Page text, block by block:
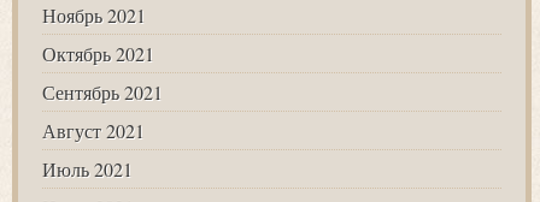
Ноябрь 2021
Октябрь 2021
Сентябрь 2021
Август 2021
Июль 2021